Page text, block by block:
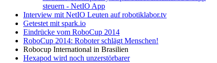
steuern - NetIO App
Interview mit NetIO Leuten auf robotiklabor.tv
Getestet mit spark.io
Eindrücke vom RoboCup 2014
RoboCup 2014: Roboter schlägt Menschen!
Robocup International in Brasilien
Hexapod wird noch unzerstörbarer